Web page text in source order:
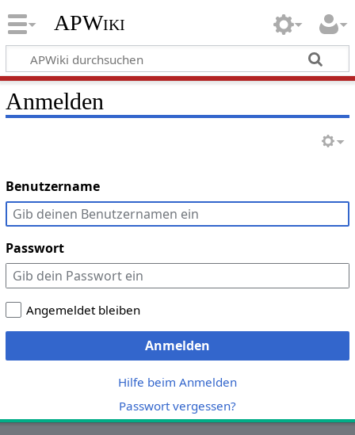
APWiki
Anmelden
Benutzername
Passwort
Angemeldet bleiben
Anmelden
Hilfe beim Anmelden
Passwort vergessen?